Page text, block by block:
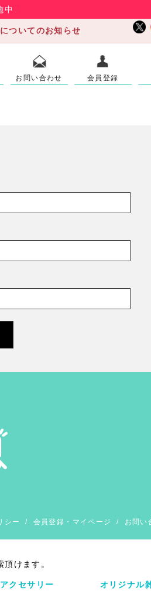
中
ついてのお知らせ
お問い合わせ 会員登録
シー / 会員登録・マイページ / お問い
けます。
クセサリー オリジナル